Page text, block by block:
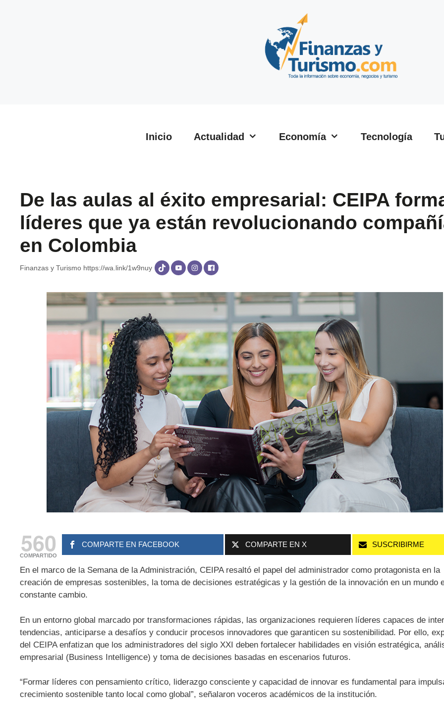
Inicio Actualidad Economía Tecnología
De las aulas al éxito empresarial: CEIPA
líderes que ya están revolucionando
en Colombia
Finanzas y Turismo https://wa.link/1w9nuy
560
COMPARTIDO
COMPARTE EN FACEBOOK COMPARTE EN X SUSCRIBIRME
En el marco de la Semana de la Administración, CEIPA resaltó el papel del administrador como protagonista en la
creación de empresas sostenibles, la toma de decisiones estratégicas y la gestión de la innovación en un mundo
constante cambio.
En un entorno global marcado por transformaciones rápidas, las organizaciones requieren líderes capaces de
tendencias, anticiparse a desafíos y conducir procesos innovadores que garanticen su sostenibilidad. Por ello,
del CEIPA enfatizan que los administradores del siglo XXI deben fortalecer habilidades en visión estratégica,
empresarial (Business Intelligence) y toma de decisiones basadas en escenarios futuros.
“Formar líderes con pensamiento crítico, liderazgo consciente y capacidad de innovar es fundamental para
crecimiento sostenible tanto local como global”, señalaron voceros académicos de la institución.